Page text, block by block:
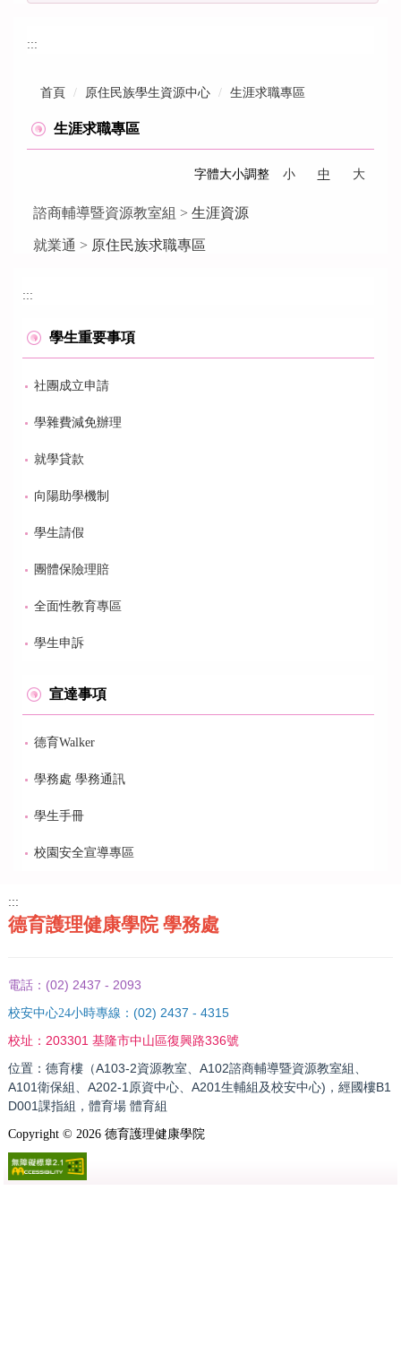
:::
首頁 原住民族學生資源中心 生涯求職專區
生涯求職專區
字體大小調整 小 中 大
諮商輔導暨資源教室組 > 生涯資源
就業通 > 原住民族求職專區
:::
學生重要事項
社團成立申請
學雜費減免辦理
就學貸款
向陽助學機制
學生請假
團體保險理賠
全面性教育專區
學生申訴
宣達事項
德育Walker
學務處 學務通訊
學生手冊
校園安全宣導專區
:::
德育護理健康學院 學務處
電話： (02) 2437 - 2093
校安中心24小時專線： (02) 2437 - 4315
校址： 203301 基隆市中山區復興路336號
位置：德育樓（A103-2資源教室、A102諮商輔導暨資源教室組、
A101衛保組、A202-1原資中心、A201生輔組及校安中心)，經國樓B1
D001課指組，體育場 體育組
Copyright © 2026德育護理健康學院